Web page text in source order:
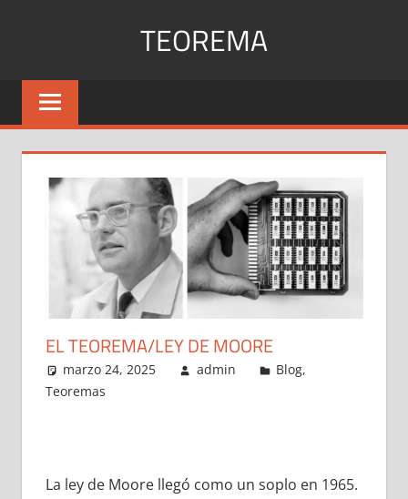
TEOREMA
Explicación
los
EL TEOREMA/LEY DE MOORE
marzo 24, 2025 admin Blog,
Teoremas
La ley de Moore llegó como un soplo en 1965.